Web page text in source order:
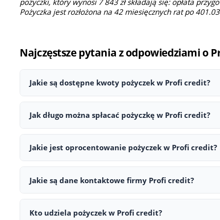
Pożyczka jest rozłożona na 42 miesięcznych rat po
Najczęstsze pytania z odpowiedziami o
Jakie są dostępne kwoty pożyczek w Profi credit?
W Profi credit można ubiegać się o pożyczkę w przedziale
Jak długo można spłacać pożyczkę w Profi credit?
Tę informację można uzyskać u pożyczkodawcy Profi credit
Jakie jest oprocentowanie pożyczek w Profi credit?
Na stronie Profi credit wskazano RRSO 49,08%.
Jakie są dane kontaktowe firmy Profi credit?
Z firmą Profi credit można skontaktować się poprzez
Kto udziela pożyczek w Profi credit?